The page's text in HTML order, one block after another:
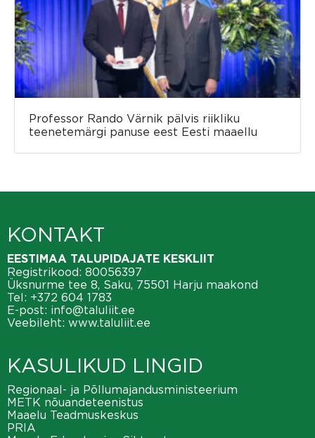
Professor Rando Värnik pälvis riikliku
teenetemärgi panuse eest Eesti maaellu
KONTAKT
EESTIMAA TALUPIDAJATE KESKLIIT
Registrikood: 80056397
Üksnurme tee 8, Saku, 75501 Harju maakond
Tel: +372 604 1783
E-post: info@taluliit.ee
Veebileht: www.taluliit.ee
KASULIKUD LINGID
Regionaal- ja Põllumajandusministeerium
METK nõuandeteenistus
Maaelu Teadmuskeskus
PRIA